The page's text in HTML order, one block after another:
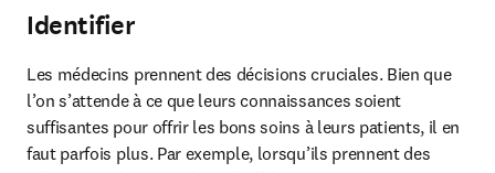
Identifier
Les médecins prennent des décisions cruciales. Bien que
l’on s’attende à ce que leurs connaissances soient
suffisantes pour offrir les bons soins à leurs patients, il en
faut parfois plus. Par exemple, lorsqu’ils prennent des